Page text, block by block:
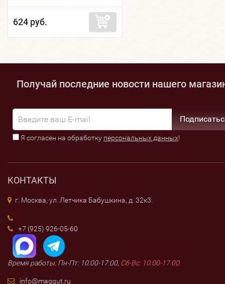
624 руб.
Получай последние новости нашего
Я согласен на обработку персональных данных!
КОНТАКТЫ
г. Москва, ул. Летчика Бабушкина, д. 32к3.
+7 (925) 926-05-60
Время работы: Пн-Пт: 10:00-17:00, Сб-Вс: 10:00-17:00
info@maggut.ru